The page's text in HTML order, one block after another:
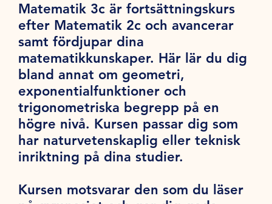
Matematik 3c är fortsättningskurs
efter Matematik 2c och avancerar
samt fördjupar dina
matematikkunskaper. Här lär du dig
bland annat om geometri,
exponentialfunktioner och
trigonometriska begrepp på en
högre nivå. Kursen passar dig som
har naturvetenskaplig eller teknisk
inriktning på dina studier.
Kursen motsvarar den som du läser